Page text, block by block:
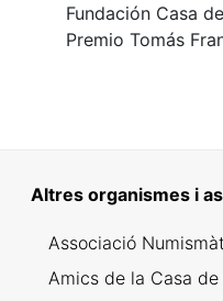
Fundación Casa
Premio Tomás
Altres organismes i
Associació
Amics de la Casa